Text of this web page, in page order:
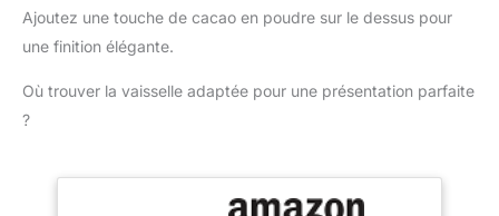
pratique pour un usage
d'un design compact, ce
Ajoutez une touche de cacao en poudre sur le dessus pour
une finition élégante.
Où trouver la vaisselle adaptée pour une présentation parfaite
?